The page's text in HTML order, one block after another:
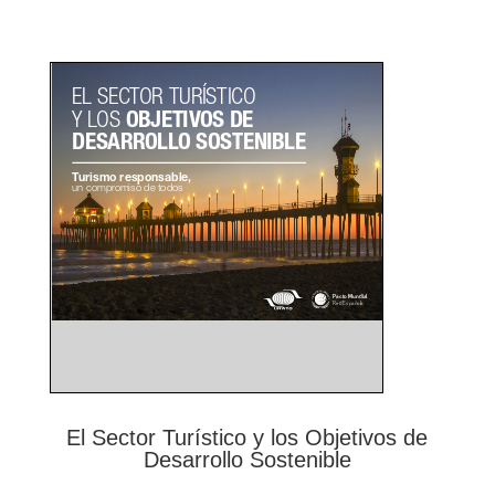
El Sector Turístico y los Objetivos de
Desarrollo Sostenible